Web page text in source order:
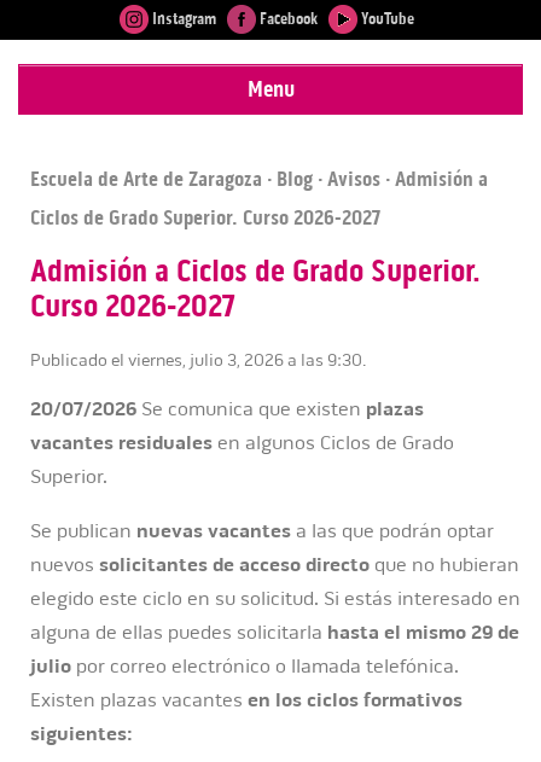
Instagram Facebook YouTube
Menu
Escuela de Arte de Zaragoza · Blog ·Avisos · Admisión a
Ciclos de Grado Superior. Curso 2026-2027
Admisión a Ciclos de Grado Superior.
Curso 2026-2027
Publicado el viernes, julio 3, 2026 a las 9:30.
20/07/2026 Se comunica que existen plazas
vacantes residuales en algunos Ciclos de Grado
Superior.
Se publican nuevas vacantes a las que podrán optar
nuevos solicitantes de acceso directo que no hubieran
elegido este ciclo en su solicitud. Si estás interesado en
alguna de ellas puedes solicitarla hasta el mismo 29 de
julio por correo electrónico o llamada telefónica.
Existen plazas vacantes en los ciclos formativos
siguientes: